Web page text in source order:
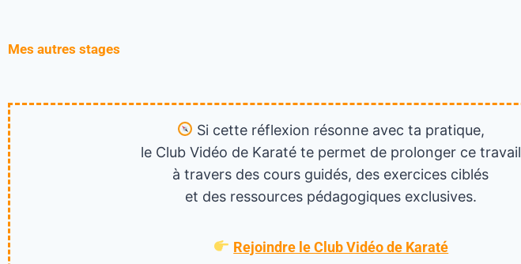
Mes autres stages
Si cette réflexion résonne avec ta pratique,
le Club Vidéo de Karaté te permet de prolonger ce travail
à travers des cours guidés, des exercices ciblés
et des ressources pédagogiques exclusives.
Rejoindre le Club Vidéo de Karaté